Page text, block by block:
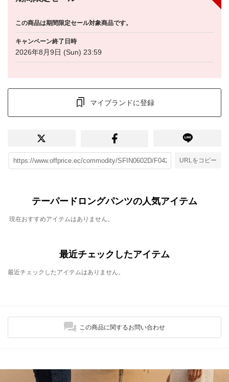
この商品は期間限定セール対象商品です。
キャンペーン終了日時
2026年8月9日 (Sun) 23:59
マイブランドに登録
URLをコピー
テーパードロングパンツの人気アイテム
現在おすすめアイテムはありません。
最近チェックしたアイテム
最近チェックしたアイテムはありません。
この商品に関するお問い合わせ